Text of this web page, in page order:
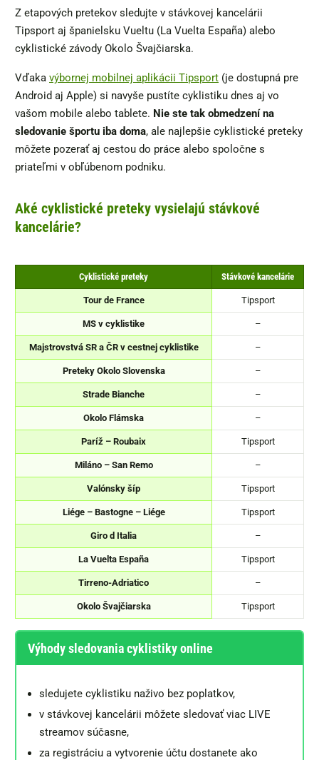
Z etapových pretekov sledujte v stávkovej kancelárii
Tipsport aj španielsku Vueltu (La Vuelta España) alebo
cyklistické závody Okolo Švajčiarska.
Vďaka výbornej mobilnej aplikácii Tipsport (je dostupná pre
Android aj Apple) si navyše pustíte cyklistiku dnes aj vo
vašom mobile alebo tablete. Nie ste tak obmedzení na
sledovanie športu iba doma, ale najlepšie cyklistické preteky
môžete pozerať aj cestou do práce alebo spoločne s
priateľmi v obľúbenom podniku.
Aké cyklistické preteky vysielajú stávkové
kancelárie?
Cyklistické preteky Stávkové kancelárie
Tour de France Tipsport
MS v cyklistike –
Majstrovstvá SR a ČR v cestnej cyklistike –
Preteky Okolo Slovenska –
Strade Bianche –
Okolo Flámska –
Paríž – Roubaix Tipsport
Miláno – San Remo –
Valónsky šíp Tipsport
Liége – Bastogne – Liége Tipsport
Giro d Italia –
La Vuelta España Tipsport
Tirreno-Adriatico –
Okolo Švajčiarska Tipsport
Výhody sledovania cyklistiky online
sledujete cyklistiku naživo bez poplatkov,
v stávkovej kancelárii môžete sledovať viac LIVE
streamov súčasne,
za registráciu a vytvorenie účtu dostanete ako